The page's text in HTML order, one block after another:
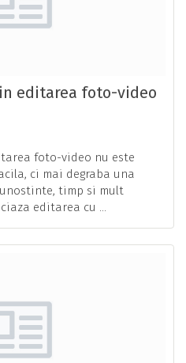
editarea foto-video
foto-video nu este
ci mai degraba una
timp si mult
editarea cu ...